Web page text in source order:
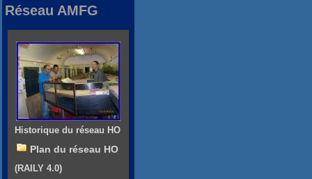
Réseau AMFG
Historique du réseau HO
Plan du réseau HO
(RAILY 4.0)